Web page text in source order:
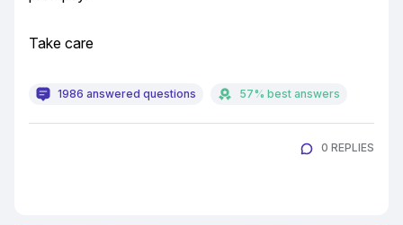
Take care
1986 answered questions 57% best answers
0 REPLIES